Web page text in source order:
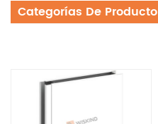
Categorías De Producto